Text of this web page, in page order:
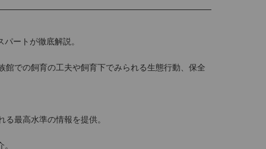
ートが徹底解説。
での飼育の工夫や飼育下でみられる生態行動、保全
最高水準の情報を提供。